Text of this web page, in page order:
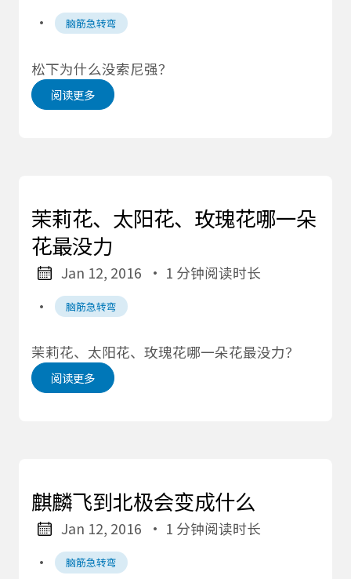
·
脑筋急转弯
松下为什么没索尼强？
阅读更多
茉莉花、太阳花、玫瑰花哪一朵
花最没力
Jan 12, 2016
· 1 分钟阅读时长
·
脑筋急转弯
茉莉花、太阳花、玫瑰花哪一朵花最没力？
阅读更多
麒麟飞到北极会变成什么
Jan 12, 2016
· 1 分钟阅读时长
·
脑筋急转弯